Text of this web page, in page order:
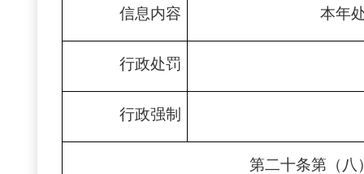
信息内容 本年
行政处罚
行政强制
第二十条第（八